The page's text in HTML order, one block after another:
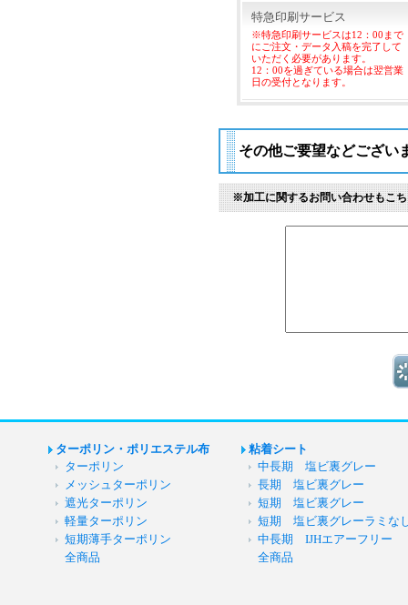
特急印刷サービス
※特急印刷サービスは12：00まで
にご注文・データ入稿を完了して
いただく必要があります。
12：00を過ぎている場合は翌営業
日の受付となります。
その他ご要望などござい
※加工に関するお問い合わせもこ
ターポリン・ポリエステル布
ターポリン
メッシュターポリン
遮光ターポリン
軽量ターポリン
短期薄手ターポリン
全商品
粘着シート
中長期 塩ビ裏グレー
長期 塩ビ裏グレー
短期 塩ビ裏グレー
短期 塩ビ裏グレーラミな
中長期 IJHエアーフリー
全商品